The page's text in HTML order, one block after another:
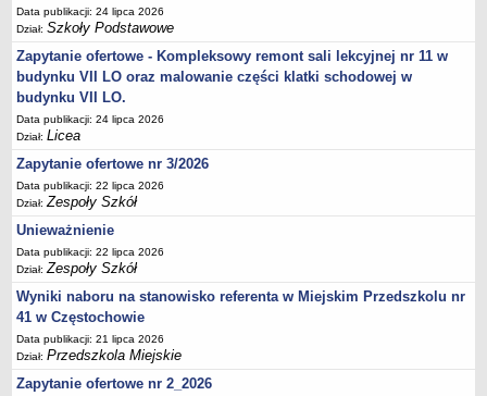
Rejestry, ewidencje, archiwa
Kontrole
PONOWNE WYKORZYSTYWANIE
Sprawozdania
Deklaracja dostępności
DEKLARACJA DOSTĘPNOŚCI
OŚWIADCZENIA MAJĄTKOWE
PONOWNE WYKORZYSTYWANIE
UDOSTĘPNIANIE INFORMACJI PUBLICZNEJ
Data publikacji: 24 lipca 2026
Dział:Szkoły Podstawowe
Zapytanie ofertowe - Kompleksowy remont sali lekcyjnej nr 11 w
budynku VII LO oraz malowanie części klatki schodowej w
budynku VII LO.
Data publikacji: 24 lipca 2026
Dział:Licea
Zapytanie ofertowe nr 3/2026
Data publikacji: 22 lipca 2026
Dział:Zespoły Szkół
Unieważnienie
Data publikacji: 22 lipca 2026
Dział:Zespoły Szkół
Wyniki naboru na stanowisko referenta w Miejskim Przedszkolu nr
41 w Częstochowie
Data publikacji: 21 lipca 2026
Dział:Przedszkola Miejskie
Zapytanie ofertowe nr 2_2026